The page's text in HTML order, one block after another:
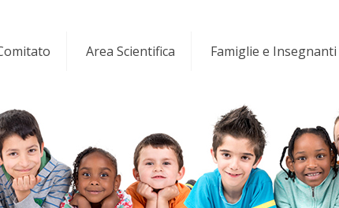
Area Scientifica Famiglie e Insegnanti